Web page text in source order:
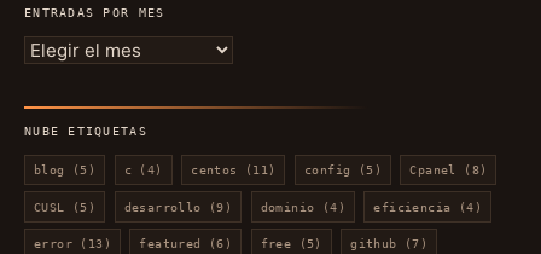
ENTRADAS POR MES
Entradas
mes
NUBE ETIQUETAS
blog (5) c (4) centos (11) config (5) Cpanel (8)
CUSL (5) desarrollo (9) dominio (4) eficiencia (4)
error(13) featured (6) free (5) github (7)